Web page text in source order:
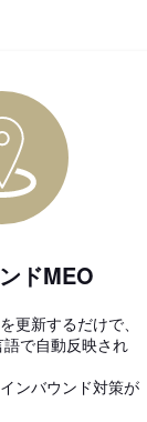
ドMEO
更新するだけで、
で自動反映され
ンバウンド対策が